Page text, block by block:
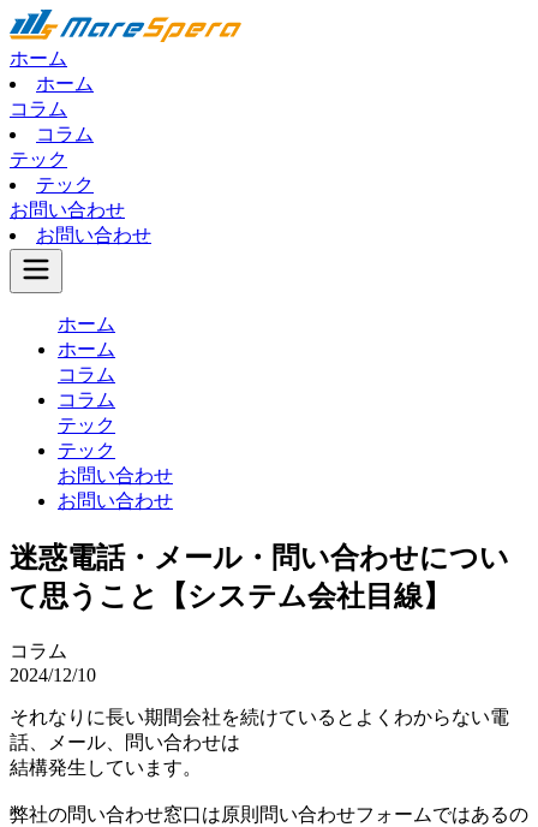
ホーム
ホーム
コラム
コラム
テック
テック
お問い合わせ
お問い合わせ
ホーム
ホーム
コラム
コラム
テック
テック
お問い合わせ
お問い合わせ
迷惑電話・メール・問い合わせについ
て思うこと【システム会社目線】
コラム
2024/12/10
それなりに長い期間会社を続けているとよくわからない電
話、メール、問い合わせは
結構発生しています。
弊社の問い合わせ窓口は原則問い合わせフォームではあるの